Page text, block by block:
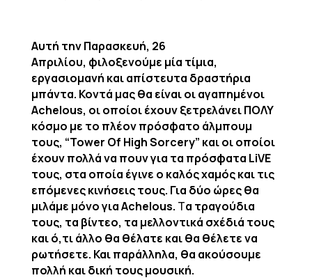
Αυτή την Παρασκευή, 26
Απριλίου, φιλοξενούμε μία τίμια,
εργασιομανή και απίστευτα δραστήρια
μπάντα. Κοντά μας θα είναι οι αγαπημένοι
Achelous, οι οποίοι έχουν ξετρελάνει ΠΟΛΥ
κόσμο με το πλέον πρόσφατο άλμπουμ
τους, “Tower Of High Sorcery” και οι οποίοι
έχουν πολλά να πουν για τα πρόσφατα LiVE
τους, στα οποία έγινε ο καλός χαμός και τις
επόμενες κινήσεις τους. Για δύο ώρες θα
μιλάμε μόνο για Achelous. Tα τραγούδια
τους, τα βίντεο, τα μελλοντικά σχέδιά τους
και ό,τι άλλο θα θέλατε και θα θέλετε να
ρωτήσετε. Και παράλληλα, θα ακούσουμε
πολλή και δική τους μουσική.